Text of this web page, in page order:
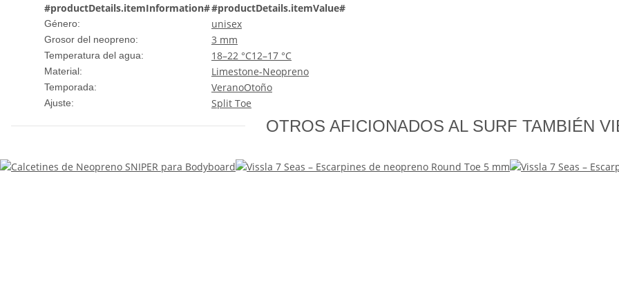
#productDetails.itemInformation##productDetails.itemValue#
Género: unisex
Grosor del neopreno: 3 mm
Temperatura del agua: 18–22 °C12–17 °C
Material: Limestone-Neopreno
Temporada: VeranoOtoño
Ajuste: Split Toe
OTROS AFICIONADOS AL SURF TAMBIÉN